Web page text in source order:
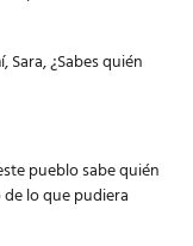
Sara, ¿Sabes quién
pueblo sabe quién
de lo que pudiera